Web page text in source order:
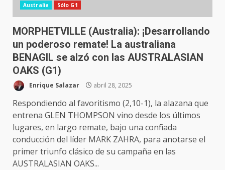
Australia Sólo G1
MORPHETVILLE (Australia): ¡Desarrollando
un poderoso remate! La australiana
BENAGIL se alzó con las AUSTRALASIAN
OAKS (G1)
Enrique Salazar abril 28, 2025
Respondiendo al favoritismo (2,10-1), la alazana que
entrena GLEN THOMPSON vino desde los últimos
lugares, en largo remate, bajo una confiada
conducción del líder MARK ZAHRA, para anotarse el
primer triunfo clásico de su campaña en las
AUSTRALASIAN OAKS...